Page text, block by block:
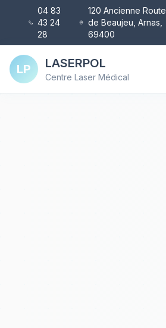
04 83
43 24
28
120 Ancienne Route
de Beaujeu, Arnas,
69400
LP LASERPOL
Centre Laser Médical